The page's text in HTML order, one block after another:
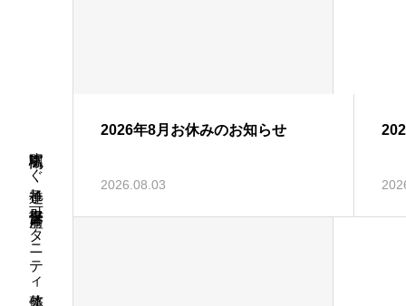
高槻駅すぐ 子連れ可 保育士 産前マタニティ整体 産後骨盤 整体 骨盤
2026年8月お休みのお知らせ
2026.08.03